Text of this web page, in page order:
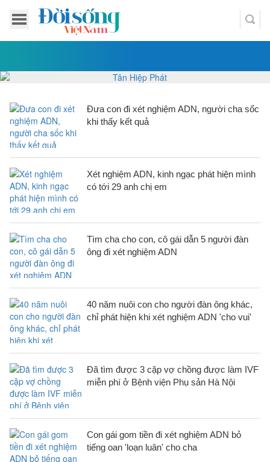
Đưa con đi xét nghiệm ADN, người cha sốc
khi thấy kết quả
Xét nghiệm ADN, kinh ngạc phát hiện mình
có tới 29 anh chị em
Tìm cha cho con, cô gái dẫn 5 người đàn
ông đi xét nghiệm ADN
40 năm nuôi con cho người đàn ông khác,
chỉ phát hiện khi xét nghiệm ADN 'cho vui'
Đã tìm được 3 cặp vợ chồng được làm IVF
miễn phí ở Bệnh viện Phụ sản Hà Nội
Con gái gom tiền đi xét nghiệm ADN bỏ
tiếng oan 'loạn luân' cho cha